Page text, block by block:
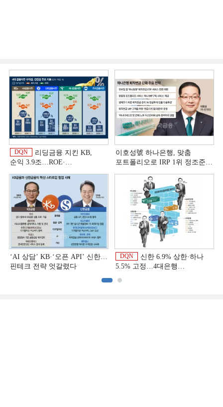
DQN
리딩금융 지킨 KB,
순익 3.9조…ROE·
상반기 금융 리그테이블]
이호성號 하나은행, 맞춤
포트폴리오로 IRP 1위 정조준
‘AI 상담’ KB·‘오픈 API’ 신한…
핀테크 전략 엇갈렸다
DQN
신한 6.9% 상한·하나
5.5% 고정…4대은행